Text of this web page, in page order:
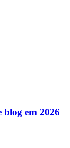
blog em 2026